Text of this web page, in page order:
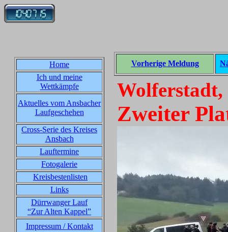
Home
Ich und meine
Wettkämpfe
Aktuelles vom Ansbacher
Laufgeschehen
Cross-Serie des Kreises
Ansbach
Lauftermine
Fotogalerie
Kreisbestenlisten
Links
Dürrwanger Lauf
“Zur Alten Kappel”
Impressum / Kontakt
Vorherige Meldung
Wolferstadt,
Zweiter